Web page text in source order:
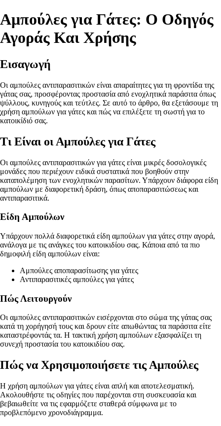
Αμπούλες για Γάτες: Ο Οδηγός
Αγοράς Και Χρήσης
Εισαγωγή
Οι αμπούλες αντιπαρασιτικών είναι απαραίτητες για τη φροντίδα της
γάτας σας, προσφέροντας προστασία από ενοχλητικά παράσιτα όπως
ψύλλους, κυνηγούς και τεύτλες. Σε αυτό το άρθρο, θα εξετάσουμε τη
χρήση αμπούλων για γάτες και πώς να επιλέξετε τη σωστή για το
κατοικίδιό σας.
Τι Είναι οι Αμπούλες για Γάτες
Οι αμπούλες αντιπαρασιτικών για γάτες είναι μικρές δοσολογικές
μονάδες που περιέχουν ειδικά συστατικά που βοηθούν στην
καταπολέμηση των ενοχλητικών παρασίτων. Υπάρχουν διάφορα είδη
αμπούλων με διαφορετική δράση, όπως αποπαρασιτώσεως και
αντιπαρασιτικά.
Είδη Αμπούλων
Υπάρχουν πολλά διαφορετικά είδη αμπούλων για γάτες στην αγορά,
ανάλογα με τις ανάγκες του κατοικιδίου σας. Κάποια από τα πιο
δημοφιλή είδη αμπούλων είναι:
Αμπούλες αποπαρασίτωσης για γάτες
Αντιπαρασιτικές αμπούλες για γάτες
Πώς Λειτουργούν
Οι αμπούλες αντιπαρασιτικών εισέρχονται στο σώμα της γάτας σας
κατά τη χορήγησή τους και δρουν είτε απωθώντας τα παράσιτα είτε
καταστρέφοντάς τα. Η τακτική χρήση αμπούλων εξασφαλίζει τη
συνεχή προστασία του κατοικιδίου σας.
Πώς να Χρησιμοποιήσετε τις Αμπούλες
Η χρήση αμπούλων για γάτες είναι απλή και αποτελεσματική.
Ακολουθήστε τις οδηγίες που παρέχονται στη συσκευασία και
βεβαιωθείτε να τις εφαρμόζετε σταθερά σύμφωνα με το
προβλεπόμενο χρονοδιάγραμμα.